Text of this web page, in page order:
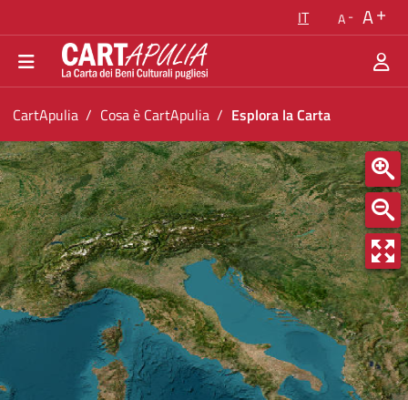
Vai al menu di navigazione
Vai ai contenuti
Vai al footer
IT A A
Ti trovi in:
CartApulia Cosa è CartApulia Esplora la Carta
Esplora la Carta